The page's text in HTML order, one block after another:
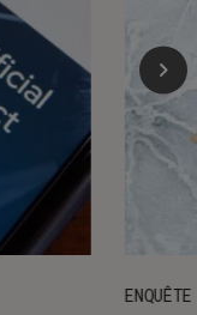
ENQUÊTE